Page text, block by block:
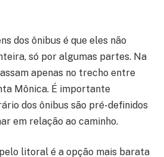
dos ônibus é que eles não
só por algumas partes. Na
apenas no trecho entre
Mônica. É importante
dos ônibus são pré-definidos
em relação ao caminho.
litoral é a opção mais barata